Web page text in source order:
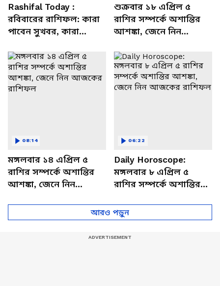
Rashifal Today :
রবিবারের রাশিফল: কারা
পাবেন সুখবর, কারা
বিশদে
শুক্রবার ১৮ এপ্রিল ৫
রাশির সম্পর্কে অশান্তির
আশঙ্কা, জেনে নিন
মঙ্গলবার ১৪ এপ্রিল ৫
রাশির সম্পর্কে অশান্তির
আশঙ্কা, জেনে নিন
08:14
Daily Horoscope:
মঙ্গলবার ৮ এপ্রিল ৫
রাশির সম্পর্কে অশান্তির
আজকের রাশিফল
06:22
আরও পড়ুন